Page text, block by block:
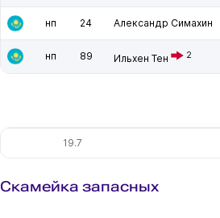
нп 24 Александр Симахин
нп 89 Ильхен Тен 2
19.7
Скамейка запасных